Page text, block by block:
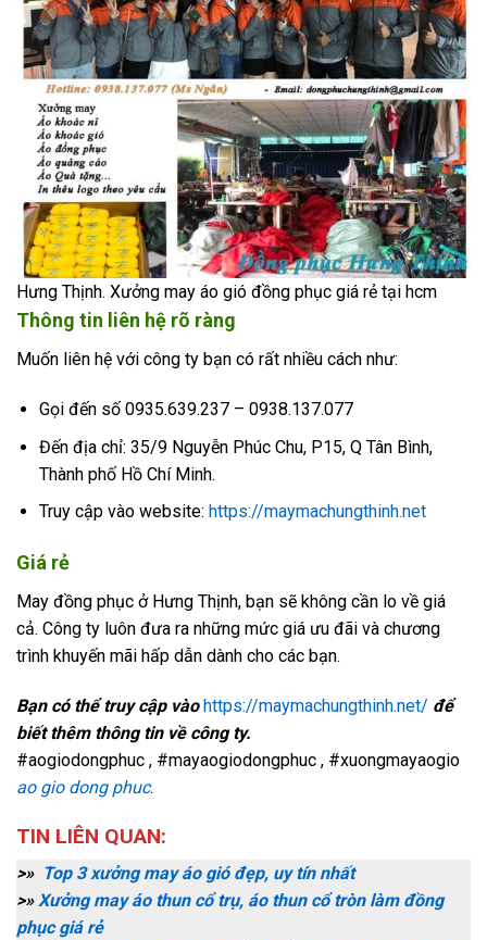
Hưng Thịnh. Xưởng may áo gió đồng phục giá rẻ tại hcm
Thông tin liên hệ rõ ràng
Muốn liên hệ với công ty bạn có rất nhiều cách như:
Gọi đến số 0935.639.237 – 0938.137.077
Đến địa chỉ: 35/9 Nguyễn Phúc Chu, P15, Q Tân Bình,
Thành phố Hồ Chí Minh.
Truy cập vào website: https://maymachungthinh.net
Giá rẻ
May đồng phục ở Hưng Thịnh, bạn sẽ không cần lo về giá
cả. Công ty luôn đưa ra những mức giá ưu đãi và chương
trình khuyến mãi hấp dẫn dành cho các bạn.
Bạn có thể truy cập vàohttps://maymachungthinh.net/ để
biết thêm thông tin về công ty.
#aogiodongphuc , #mayaogiodongphuc , #xuongmayaogio
ao gio dong phuc.
TIN LIÊN QUAN:
>» Top 3 xưởng may áo gió đẹp, uy tín nhất
>»Xưởng may áo thun cổ trụ, áo thun cổ tròn làm đồng
phục giá rẻ